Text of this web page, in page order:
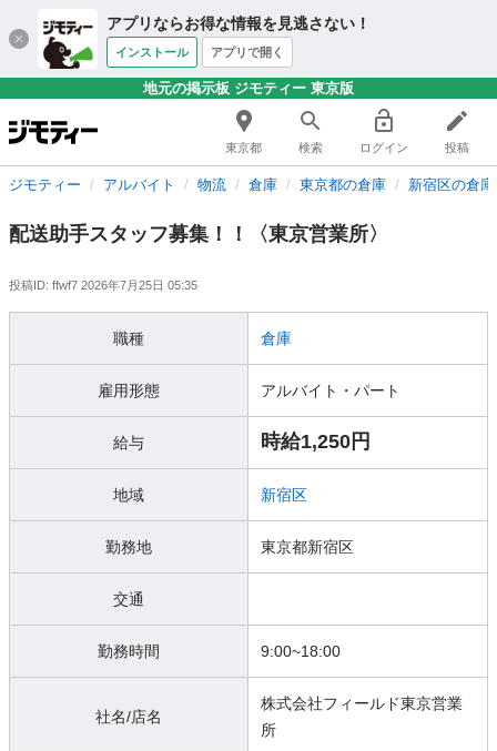
アプリならお得な情報を見逃さない！
インストール アプリで開く
地元の掲示板 ジモティー 東京版
東京都 検索 ログイン 投稿
ジモティー アルバイト 物流 倉庫 東京都の倉庫 新宿区の倉庫
配送助手スタッフ募集！！〈東京営業所〉
投稿ID: ffwf7 2026年7月25日 05:35
職種 倉庫
雇用形態 アルバイト・パート
給与 時給1,250円
地域 新宿区
勤務地 東京都新宿区
交通
勤務時間 9:00~18:00
社名/店名
株式会社フィールド東京営業
所